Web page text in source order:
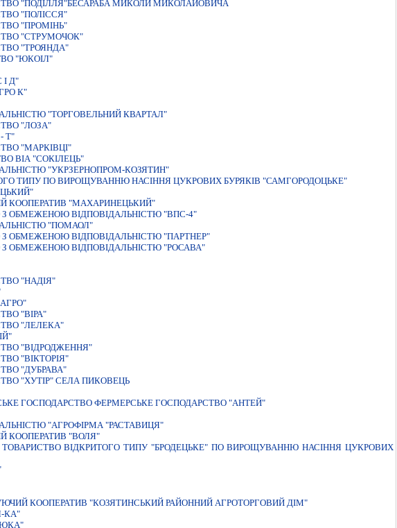
"ПОДIЛЛЯ"БЕСАРАБА МИКОЛИ МИКОЛАЙОВИЧА
"ПОЛIССЯ"
"ПРОМIНЬ"
"СТРУМОЧОК"
"ТРОЯНДА"
"ЮКОIЛ"
I Д"
К"
"ТОРГОВЕЛЬНИЙ КВАРТАЛ"
"ЛОЗА"
Т"
"МАРКІВЦІ"
ВІА "СОКІЛЕЦЬ"
"УКРЗЕРНОПРОМ-КОЗЯТИН"
ТИПУ ПО ВИРОЩУВАННЮ НАСІННЯ ЦУКРОВИХ БУРЯКІВ "САМГОРОДОЦЬКЕ"
КООПЕРАТИВ "МАХАРИНЕЦЬКИЙ"
З ОБМЕЖЕНОЮ ВIДПОВIДАЛЬНIСТЮ "ВПС-4"
"ПОМАОЛ"
З ОБМЕЖЕНОЮ ВIДПОВIДАЛЬНIСТЮ "ПАРТНЕР"
З ОБМЕЖЕНОЮ ВIДПОВIДАЛЬНIСТЮ "РОСАВА"
"НАДIЯ"
"ВІРА"
"ЛЕЛЕКА"
"ВIДРОДЖЕННЯ"
"ВIКТОРIЯ"
"ДУБРАВА"
"ХУТIР" СЕЛА ПИКОВЕЦЬ
ГОСПОДАРСТВО ФЕРМЕРСЬКЕ ГОСПОДАРСТВО "АНТЕЙ"
"АГРОФІРМА "РАСТАВИЦЯ"
КООПЕРАТИВ "ВОЛЯ"
ВIДКРИТОГО ТИПУ "БРОДЕЦЬКЕ" ПО ВИРОЩУВАННЮ НАСIННЯ ЦУКРОВИХ
КООПЕРАТИВ "КОЗЯТИНСЬКИЙ РАЙОННИЙ АГРОТОРГОВИЙ ДІМ"
КА"